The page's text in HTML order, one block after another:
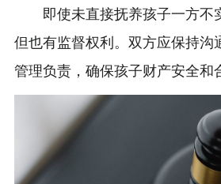
即使未直接抚养孩子一方不
但也有监督权利。双方应保持沟
管理负责，确保孩子财产安全和